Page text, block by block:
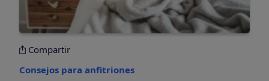
Compartir
Consejos para anfitriones